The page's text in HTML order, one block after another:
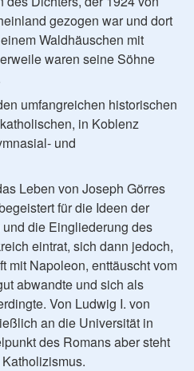
gezogen war und dort
Waldhäuschen mit
waren seine Söhne
umfangreichen historischen
in Koblenz
und
Leben von Joseph Görres
für die Ideen der
die Eingliederung des
eintrat, sich dann jedoch,
mit Napoleon, enttäuscht vom
abwandte und sich als
Von Ludwig I. von
an die Universität in
des Romans aber steht